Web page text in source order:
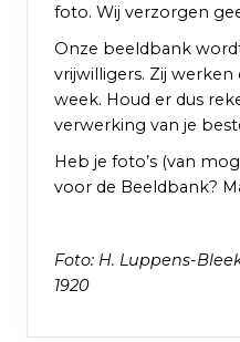
foto. Wij verzorgen
Onze beeldbank
vrijwilligers. Zij
week. Houd er dus
verwerking van je
Heb je foto’s (van
voor de Beeldbank?
Foto: H. Luppens-
1920